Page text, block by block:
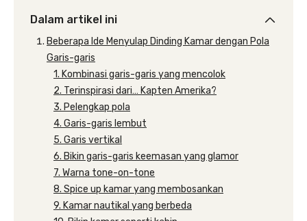
Dalam artikel ini
Beberapa Ide Menyulap Dinding Kamar dengan Pola
Garis-garis
1. Kombinasi garis-garis yang mencolok
2. Terinspirasi dari… Kapten Amerika?
3. Pelengkap pola
4. Garis-garis lembut
5. Garis vertikal
6. Bikin garis-garis keemasan yang glamor
7. Warna tone-on-tone
8. Spice up kamar yang membosankan
9. Kamar nautikal yang berbeda